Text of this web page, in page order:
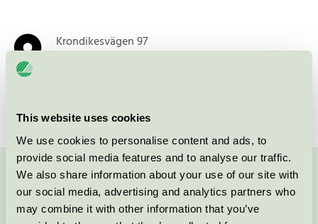
This website uses cookies
We use cookies to personalise content and ads, to
provide social media features and to analyse our traffic.
We also share information about your use of our site with
our social media, advertising and analytics partners who
may combine it with other information that you’ve
Krondikesvägen 97
Kontakta oss på08-55 55 24 00eller via formuläret: